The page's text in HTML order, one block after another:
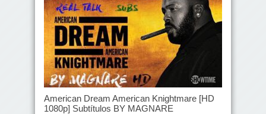
American Dream American Knightmare [HD
1080p] Subtítulos BY MAGNARE